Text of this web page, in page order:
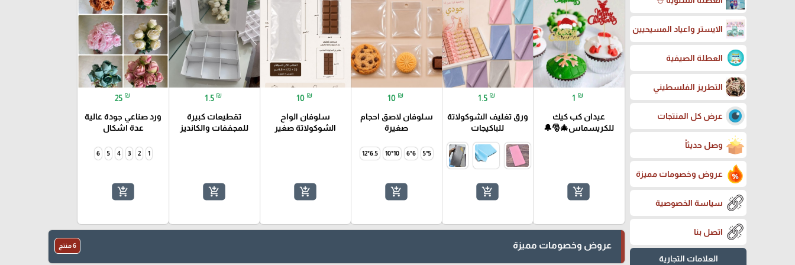
الايستر واعياد المسيحيين
العطلة الصيفية
التطريز الفلسطيني
عرض كل المنتجات
وصل حديثاً
عروض وخصومات مميزة
سياسة الخصوصية
اتصل بنا
العلامات التجارية
1 ₪
عيدان كب كيك
للكريسماس🎄🎅🔔
add_shopping_cart
1.5 ₪
ورق تغليف الشوكولاتة
للباكيجات
add_shopping_cart
10 ₪
سلوفان لاصق احجام
صغيرة
5*5
6*6
10*10
6.5*12
add_shopping_cart
10 ₪
سلوفان الواح
الشوكولاتة صغير
add_shopping_cart
1.5 ₪
تقطيعات كبيرة
للمجففات والكانديز
add_shopping_cart
25 ₪
ورد صناعي جودة عالية
عدة اشكال
1
2
3
4
5
6
add_shopping_cart
عروض وخصومات مميزة 6 منتج